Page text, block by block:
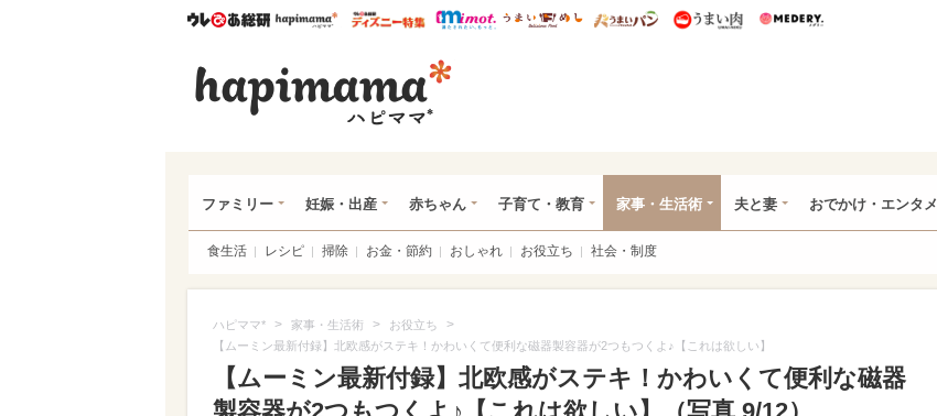
ウレぴあ総研ハピママ* ウレぴあ総研 ディズニー特集
mimot. うまいめし うまいパン うまい肉
ファミリー 妊娠・出産 赤ちゃん 子育て・教育 家事・生活術 夫と妻 おでかけ・エンタメ
食生活 レシピ 掃除 お金・節約 おしゃれ お役立ち 社会・制度
ハピママ* > 家事・生活術 > お役立ち >
【ムーミン最新付録】北欧感がステキ！かわいくて便利な磁器製容器が2つもつくよ♪【これは欲しい】
【ムーミン最新付録】北欧感がステキ！かわいくて便利な磁器